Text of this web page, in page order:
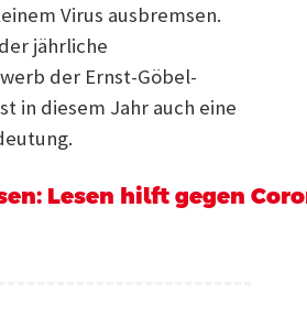
Virus ausbremsen.
jährliche
der Ernst-Göbel-
in diesem Jahr auch eine
Lesen hilft gegen